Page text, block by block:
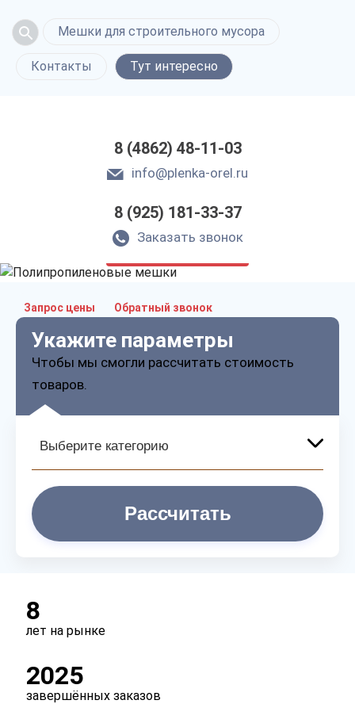
Мешки для строительного мусора
Контакты Тут интересно
8 (4862) 48-11-03
info@plenka-orel.ru
8 (925) 181-33-37
Заказать звонок
Полипропиленовые
мешки в Орле
Запрос цены Обратный звонок
Укажите параметры
Чтобы мы смогли рассчитать стоимость
товаров.
Рассчитать
8
лет на рынке
2025
завершённых заказов